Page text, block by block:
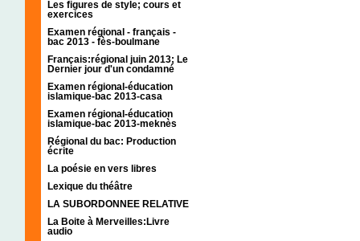
Les figures de style; cours et
exercices
Examen régional - français -
bac 2013 - fès-boulmane
Français:régional juin 2013; Le
Dernier jour d'un condamné
Examen régional-éducation
islamique-bac 2013-casa
Examen régional-éducation
islamique-bac 2013-meknès
Régional du bac: Production
écrite
La poésie en vers libres
Lexique du théâtre
LA SUBORDONNEE RELATIVE
La Boite à Merveilles:Livre
audio